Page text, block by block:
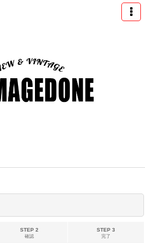
STEP 2
確認
STEP 3
完了